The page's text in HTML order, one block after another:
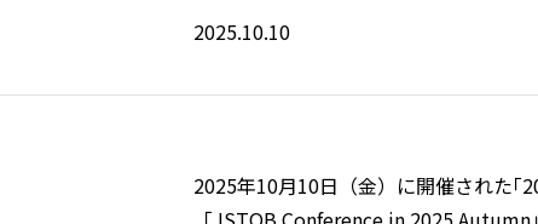
2025.10.10
2025年10月10日（金）に開催された｢